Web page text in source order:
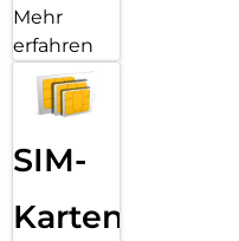
Mehr
erfahren
SIM-
Karten